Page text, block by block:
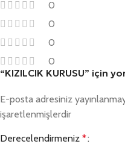
0
0
0
0
“KIZILCIK KURUSU” için
E-posta adresiniz
işaretlenmişlerdir
Derecelendirmeniz *